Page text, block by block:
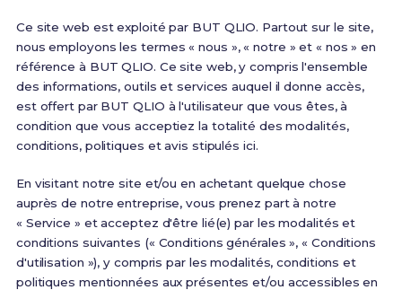
Ce site web est exploité par BUT QLIO. Partout sur le site,
nous employons les termes « nous », « notre » et « nos » en
référence à BUT QLIO. Ce site web, y compris l'ensemble
des informations, outils et services auquel il donne accès,
est offert par BUT QLIO à l'utilisateur que vous êtes, à
condition que vous acceptiez la totalité des modalités,
conditions, politiques et avis stipulés ici.
En visitant notre site et/ou en achetant quelque chose
auprès de notre entreprise, vous prenez part à notre
« Service » et acceptez d'être lié(e) par les modalités et
conditions suivantes (« Conditions générales », « Conditions
d'utilisation »), y compris par les modalités, conditions et
politiques mentionnées aux présentes et/ou accessibles en